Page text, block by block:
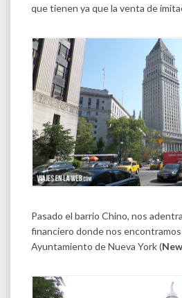
que tienen ya que la venta de
Pasado el barrio Chino, nos
financiero donde nos
Ayuntamiento de Nueva York (